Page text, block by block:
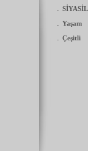
.
. Yaşam
. Çeşitli